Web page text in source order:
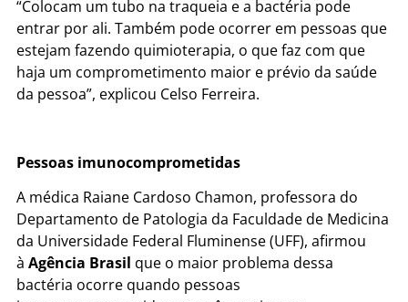
“Colocam um tubo na traqueia e a bactéria pode
entrar por ali. Também pode ocorrer em pessoas que
estejam fazendo quimioterapia, o que faz com que
haja um comprometimento maior e prévio da saúde
da pessoa”, explicou Celso Ferreira.
Pessoas imunocomprometidas
A médica Raiane Cardoso Chamon, professora do
Departamento de Patologia da Faculdade de Medicina
da Universidade Federal Fluminense (UFF), afirmou
à Agência Brasil que o maior problema dessa
bactéria ocorre quando pessoas